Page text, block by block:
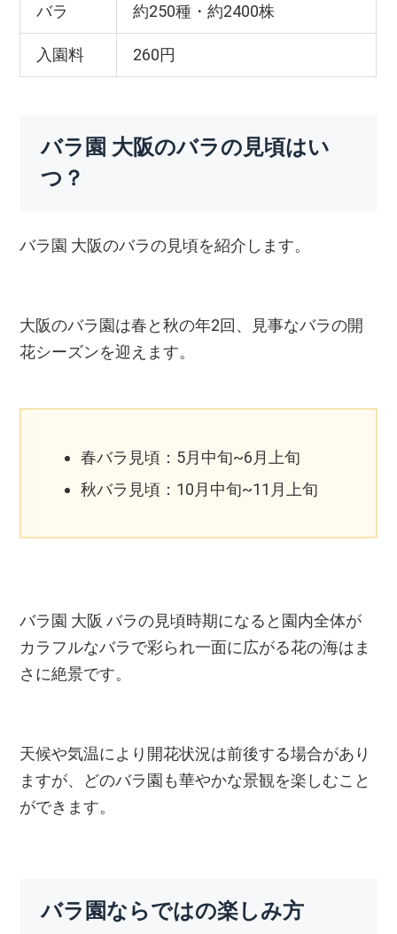
バラ 約250種・約2400株
入園料 260円
バラ園 大阪のバラの見頃はい
つ？
バラ園 大阪のバラの見頃を紹介します。
大阪のバラ園は春と秋の年2回、見事なバラの開
花シーズンを迎えます。
春バラ見頃：5月中旬~6月上旬
秋バラ見頃：10月中旬~11月上旬
バラ園 大阪 バラの見頃時期になると園内全体が
カラフルなバラで彩られ一面に広がる花の海はま
さに絶景です。
天候や気温により開花状況は前後する場合があり
ますが、どのバラ園も華やかな景観を楽しむこと
ができます。
バラ園ならではの楽しみ方